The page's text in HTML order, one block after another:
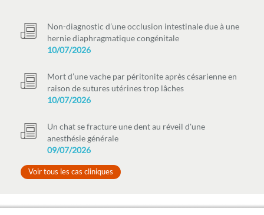
Non-diagnostic d’une occlusion intestinale due à une
hernie diaphragmatique congénitale
10/07/2026
Mort d’une vache par péritonite après césarienne en
raison de sutures utérines trop lâches
10/07/2026
Un chat se fracture une dent au réveil d'une
anesthésie générale
09/07/2026
Voir tous les cas cliniques